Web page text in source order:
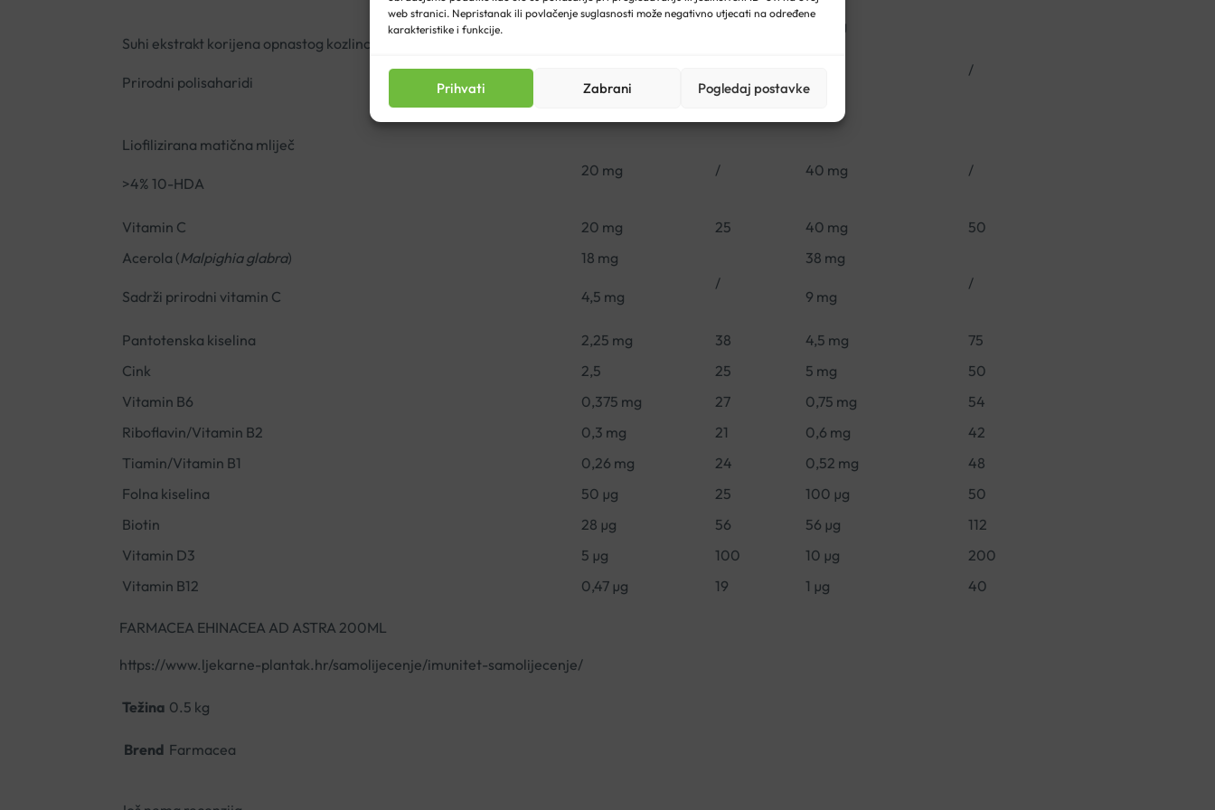
web stranici. Nepristanak ili povlačenje suglasnosti može negativno utjecati na određene
karakteristike i funkcije.
Prihvati Zabrani Pogledaj postavke
Suhi ekstrakt korijena opnastog kozlinca (
Prirodni polisaharidi
20 mg 50 mg
/
Liofilizirana matična mliječ
>4% 10-HDA
20 mg / 40 mg /
Vitamin C 20 mg 25 40 mg
50
Acerola (Malpighia glabra)
Sadrži prirodni vitamin C
18 mg
4,5 mg
/
38 mg
9 mg
/
Pantotenska kiselina 2,25 mg 38 4,5 mg
75
Cink
2,5 25 5 mg
50
Vitamin B6
0,375 mg 27 0,75 mg
54
Riboflavin/Vitamin B2
0,3 mg 21 0,6 mg
42
Tiamin/Vitamin B1
0,26 mg 24 0,52 mg
48
Folna kiselina
50 µg 25 100 µg
50
Biotin
28 µg 56 56 µg
112
Vitamin D3
5 µg 100 10 µg
200
Vitamin B12
0,47 µg 19 1 µg 40
FARMACEA EHINACEA AD ASTRA 200ML
https://www.ljekarne-plantak.hr/samolijecenje/imunitet-samolijecenje/
Težina 0.5 kg
Brend Farmacea